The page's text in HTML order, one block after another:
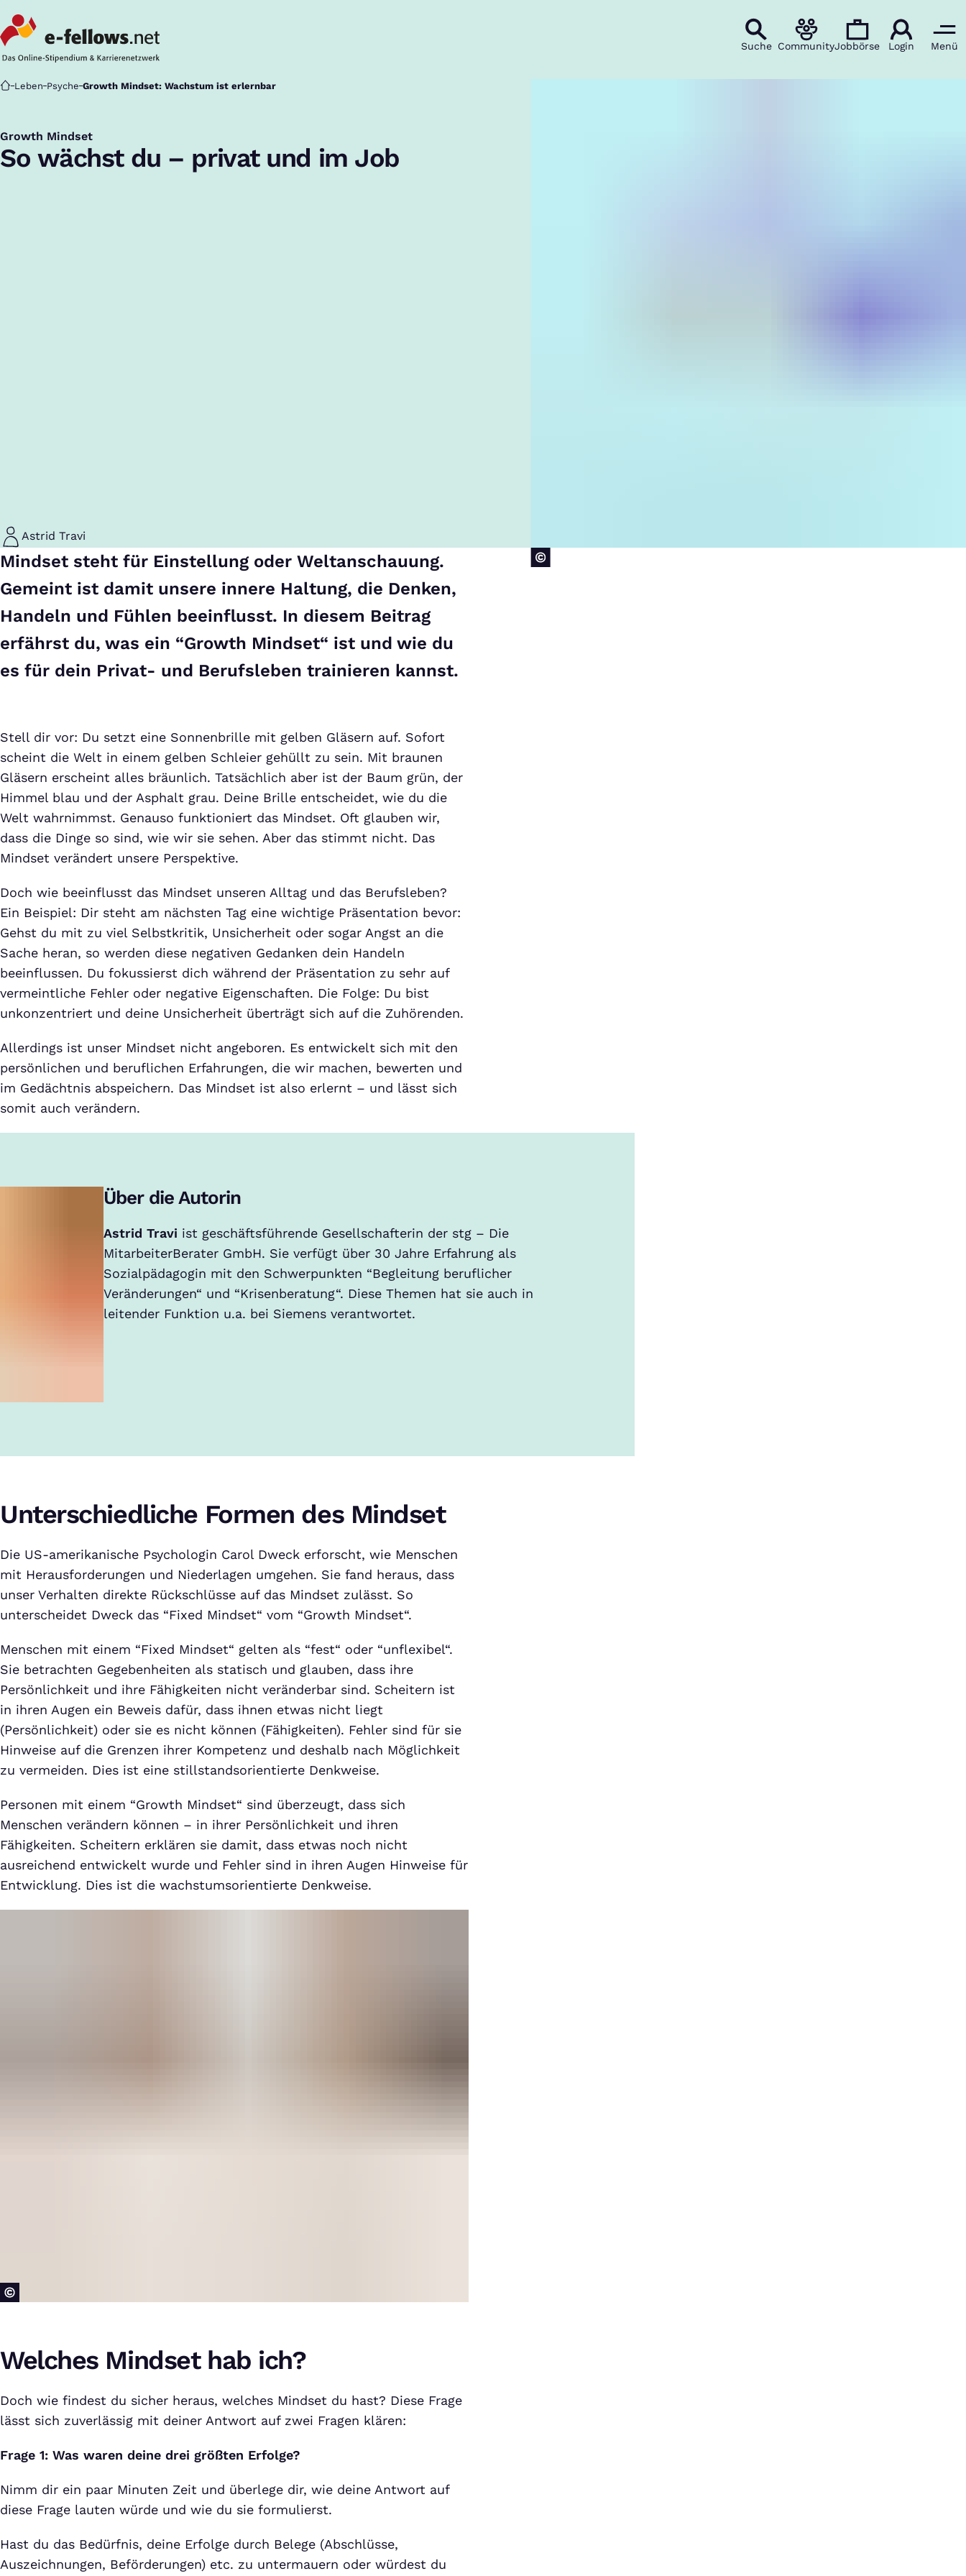
Suche CommunityJobbörse Login Menü
Startseite
Leben Psyche Growth Mindset: Wachstum ist erlernbar
Growth Mindset
:
So wächst du – privat und im Job
Astrid Travi
Mindset steht für Einstellung oder Weltanschauung.
Gemeint ist damit unsere innere Haltung, die Denken,
Handeln und Fühlen beeinflusst. In diesem Beitrag
erfährst du, was ein “Growth Mindset“ ist und wie du
es für dein Privat- und Berufsleben trainieren kannst.
Stell dir vor: Du setzt eine Sonnenbrille mit gelben Gläsern auf. Sofort
scheint die Welt in einem gelben Schleier gehüllt zu sein. Mit braunen
Gläsern erscheint alles bräunlich. Tatsächlich aber ist der Baum grün, der
Himmel blau und der Asphalt grau. Deine Brille entscheidet, wie du die
Welt wahrnimmst. Genauso funktioniert das Mindset. Oft glauben wir,
dass die Dinge so sind, wie wir sie sehen. Aber das stimmt nicht. Das
Mindset verändert unsere Perspektive.
Doch wie beeinflusst das Mindset unseren Alltag und das Berufsleben?
Ein Beispiel: Dir steht am nächsten Tag eine wichtige Präsentation bevor:
Gehst du mit zu viel Selbstkritik, Unsicherheit oder sogar Angst an die
Sache heran, so werden diese negativen Gedanken dein Handeln
beeinflussen. Du fokussierst dich während der Präsentation zu sehr auf
vermeintliche Fehler oder negative Eigenschaften. Die Folge: Du bist
unkonzentriert und deine Unsicherheit überträgt sich auf die Zuhörenden.
Allerdings ist unser Mindset nicht angeboren. Es entwickelt sich mit den
persönlichen und beruflichen Erfahrungen, die wir machen, bewerten und
im Gedächtnis abspeichern. Das Mindset ist also erlernt – und lässt sich
somit auch verändern.
Über die Autorin
Astrid Travi ist geschäftsführende Gesellschafterin der stg – Die
MitarbeiterBerater GmbH. Sie verfügt über 30 Jahre Erfahrung als
Sozialpädagogin mit den Schwerpunkten “Begleitung beruflicher
Veränderungen“ und “Krisenberatung“. Diese Themen hat sie auch in
leitender Funktion u.a. bei Siemens verantwortet.
Unterschiedliche Formen des Mindset
Die US-amerikanische Psychologin Carol Dweck erforscht, wie Menschen
mit Herausforderungen und Niederlagen umgehen. Sie fand heraus, dass
unser Verhalten direkte Rückschlüsse auf das Mindset zulässt. So
unterscheidet Dweck das “Fixed Mindset“ vom “Growth Mindset“.
Menschen mit einem “Fixed Mindset“ gelten als “fest“ oder “unflexibel“.
Sie betrachten Gegebenheiten als statisch und glauben, dass ihre
Persönlichkeit und ihre Fähigkeiten nicht veränderbar sind. Scheitern ist
in ihren Augen ein Beweis dafür, dass ihnen etwas nicht liegt
(Persönlichkeit) oder sie es nicht können (Fähigkeiten). Fehler sind für sie
Hinweise auf die Grenzen ihrer Kompetenz und deshalb nach Möglichkeit
zu vermeiden. Dies ist eine stillstandsorientierte Denkweise.
Personen mit einem “Growth Mindset“ sind überzeugt, dass sich
Menschen verändern können – in ihrer Persönlichkeit und ihren
Fähigkeiten. Scheitern erklären sie damit, dass etwas noch nicht
ausreichend entwickelt wurde und Fehler sind in ihren Augen Hinweise für
Entwicklung. Dies ist die wachstumsorientierte Denkweise.
Welches Mindset hab ich?
Doch wie findest du sicher heraus, welches Mindset du hast? Diese Frage
lässt sich zuverlässig mit deiner Antwort auf zwei Fragen klären:
Frage 1: Was waren deine drei größten Erfolge?
Nimm dir ein paar Minuten Zeit und überlege dir, wie deine Antwort auf
diese Frage lauten würde und wie du sie formulierst.
Hast du das Bedürfnis, deine Erfolge durch Belege (Abschlüsse,
Auszeichnungen, Beförderungen) etc. zu untermauern oder würdest du